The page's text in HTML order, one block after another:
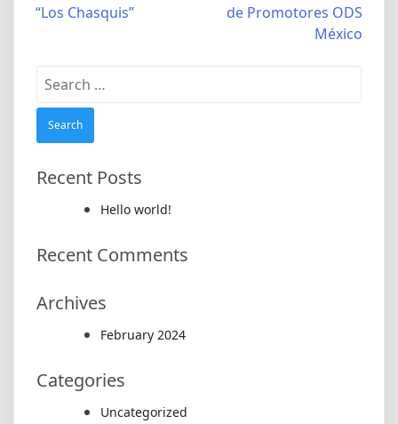
navigation
“Los Chasquis”
de Promotores ODS
México
Search
for:
Recent Posts
Hello world!
Recent Comments
Archives
February 2024
Categories
Uncategorized